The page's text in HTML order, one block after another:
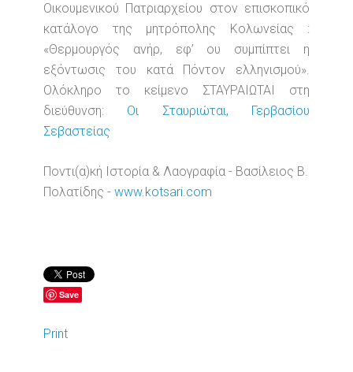
Οικουμενικού Πατριαρχείου στον επισκοπικό
κατάλογο της μητρόπολης Κολωνείας :
«Θερμουργός ανήρ, εφ’ ου συμπίπτει η
εξόντωσις του κατά Πόντον ελληνισμού».
Ολόκληρο το κείμενο ΣΤΑΥΡΑΙΩΤΑΙ στη
διεύθυνση: Οι Σταυριώται, Γερβασίου
Σεβαστείας
Ποντι(α)κή Ιστορία & Λαογραφία - Βασίλειος Β.
Πολατίδης - www.kotsari.com
Save
Print